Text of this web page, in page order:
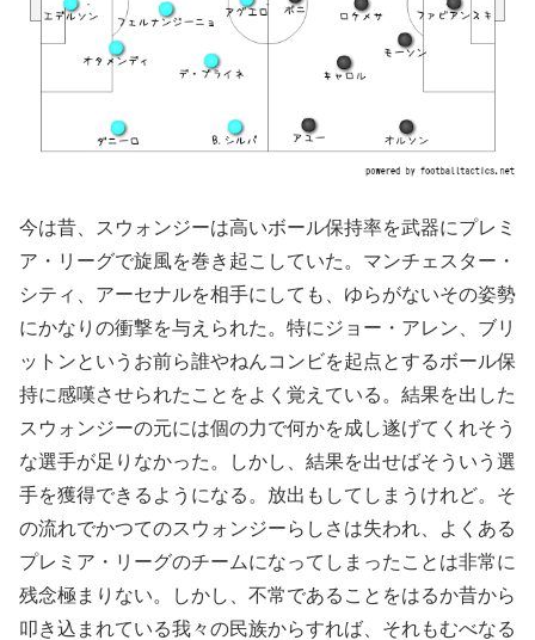
今は昔、スウォンジーは高いボール保持率を武器にプレミ
ア・リーグで旋風を巻き起こしていた。マンチェスター・
シティ、アーセナルを相手にしても、ゆらがないその姿勢
にかなりの衝撃を与えられた。特にジョー・アレン、ブリ
ットンというお前ら誰やねんコンビを起点とするボール保
持に感嘆させられたことをよく覚えている。結果を出した
スウォンジーの元には個の力で何かを成し遂げてくれそう
な選手が足りなかった。しかし、結果を出せばそういう選
手を獲得できるようになる。放出もしてしまうけれど。そ
の流れでかつてのスウォンジーらしさは失われ、よくある
プレミア・リーグのチームになってしまったことは非常に
残念極まりない。しかし、不常であることをはるか昔から
叩き込まれている我々の民族からすれば、それもむべなる